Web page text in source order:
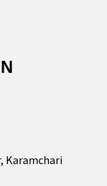
Karamchari